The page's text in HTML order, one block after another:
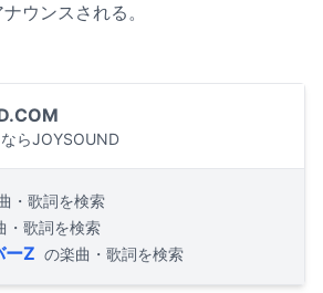
ウンスされる。
らJOYSOUND
・歌詞を検索
・歌詞を検索
ーZ の楽曲・歌詞を検索